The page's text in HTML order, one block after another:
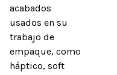
acabados
usados en su
trabajo de
empaque, como
háptico, soft